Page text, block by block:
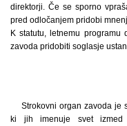
direktorji. Če se sporno
pred odločanjem pridobi
K statutu, letnemu programu
zavoda pridobiti soglasje
Strokovni organ zavoda je
ki jih imenuje svet izmed